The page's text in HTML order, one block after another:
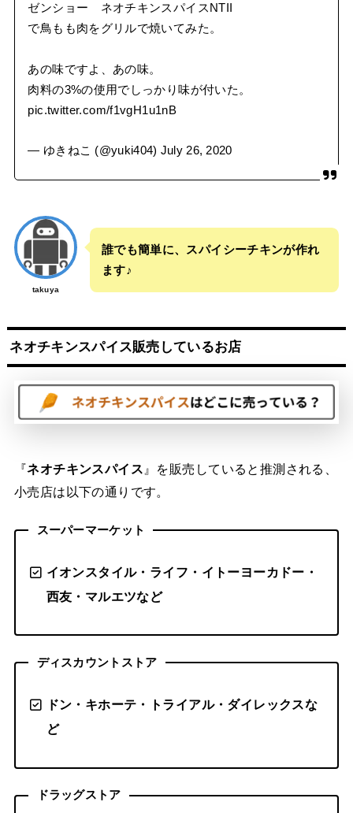
ゼンショー ネオチキンスパイスNTII
で鳥もも肉をグリルで焼いてみた。
あの味ですよ、あの味。
肉料の3%の使用でしっかり味が付いた。
pic.twitter.com/f1vgH1u1nB
— ゆきねこ (@yuki404) July 26, 2020
takuya
誰でも簡単に、スパイシーチキンが作れ
ます♪
ネオチキンスパイス販売しているお店
『ネオチキンスパイス 』を販売していると推測される、
小売店は以下の通りです。
スーパーマーケット
イオンスタイル・ライフ・イトーヨーカドー・
西友・マルエツなど
ディスカウントストア
ドン・キホーテ・トライアル・ダイレックスな
ど
ドラッグストア